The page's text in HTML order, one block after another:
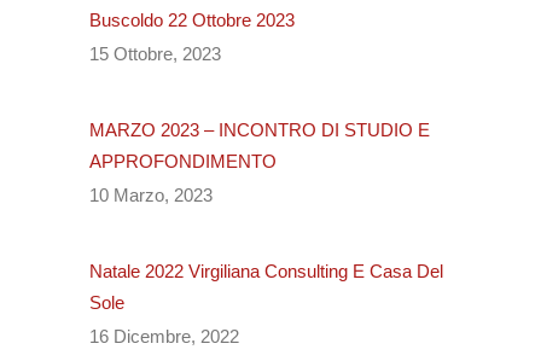
Buscoldo 22 Ottobre 2023
15 Ottobre, 2023
MARZO 2023 – INCONTRO DI STUDIO E
APPROFONDIMENTO
10 Marzo, 2023
Natale 2022 Virgiliana Consulting E Casa Del
Sole
16 Dicembre, 2022